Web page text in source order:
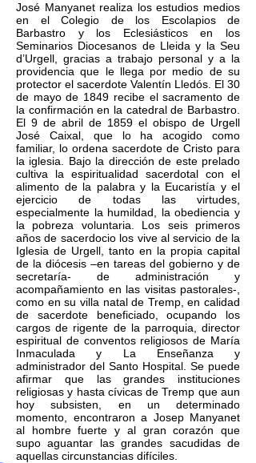
José Manyanet realiza los estudios medios
en el Colegio de los Escolapios de
Barbastro y los Eclesiásticos en los
Seminarios Diocesanos de Lleida y la Seu
d’Urgell, gracias a trabajo personal y a la
providencia que le llega por medio de su
protector el sacerdote Valentín Lledós. El 30
de mayo de 1849 recibe el sacramento de
la confirmación en la catedral de Barbastro.
El 9 de abril de 1859 el obispo de Urgell
José Caixal, que lo ha acogido como
familiar, lo ordena sacerdote de Cristo para
la iglesia. Bajo la dirección de este prelado
cultiva la espiritualidad sacerdotal con el
alimento de la palabra y la Eucaristía y el
ejercicio de todas las virtudes,
especialmente la humildad, la obediencia y
la pobreza voluntaria. Los seis primeros
años de sacerdocio los vive al servicio de la
Iglesia de Urgell, tanto en la propia capital
de la diócesis –en tareas del gobierno y de
secretaría- de administración y
acompañamiento en las visitas pastorales-,
como en su villa natal de Tremp, en calidad
de sacerdote beneficiado, ocupando los
cargos de rigente de la parroquia, director
espiritual de conventos religiosos de María
Inmaculada y La Enseñanza y
administrador del Santo Hospital. Se puede
afirmar que las grandes instituciones
religiosas y hasta cívicas de Tremp que aun
hoy subsisten, en un determinado
momento, encontraron a Josep Manyanet
al hombre fuerte y al gran corazón que
supo aguantar las grandes sacudidas de
aquellas circunstancias difíciles.